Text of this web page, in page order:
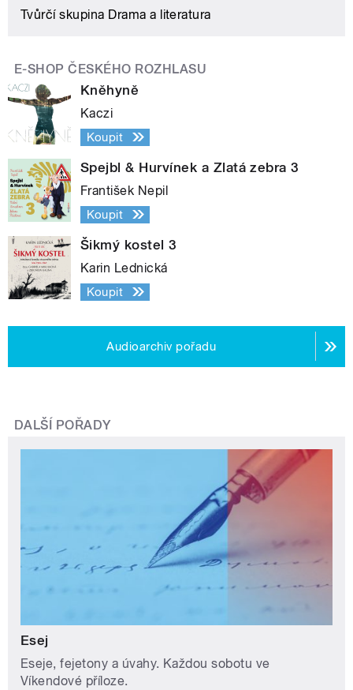
Tvůrčí skupina Drama a literatura
E-SHOP ČESKÉHO ROZHLASU
Kněhyně
Kaczi
Koupit
Spejbl & Hurvínek a Zlatá zebra 3
František Nepil
Koupit
Šikmý kostel 3
Karin Lednická
Koupit
Audioarchiv pořadu
DALŠÍ POŘADY
Esej
Eseje, fejetony a úvahy. Každou sobotu ve
Víkendové příloze.